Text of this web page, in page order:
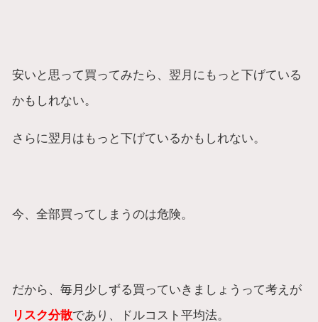
安いと思って買ってみたら、翌月にもっと下げている
かもしれない。
さらに翌月はもっと下げているかもしれない。
今、全部買ってしまうのは危険。
だから、毎月少しずる買っていきましょうって考えが
リスク分散であり、ドルコスト平均法。